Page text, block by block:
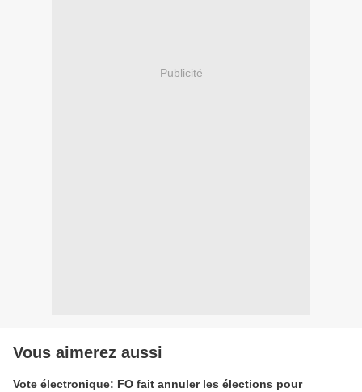
Publicité
Vous aimerez aussi
Vote électronique: FO fait annuler les élections pour